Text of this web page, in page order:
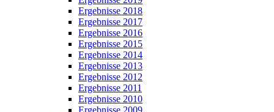
Ergebnisse 2018
Ergebnisse 2017
Ergebnisse 2016
Ergebnisse 2015
Ergebnisse 2014
Ergebnisse 2013
Ergebnisse 2012
Ergebnisse 2011
Ergebnisse 2010
Ergebnisse 2009